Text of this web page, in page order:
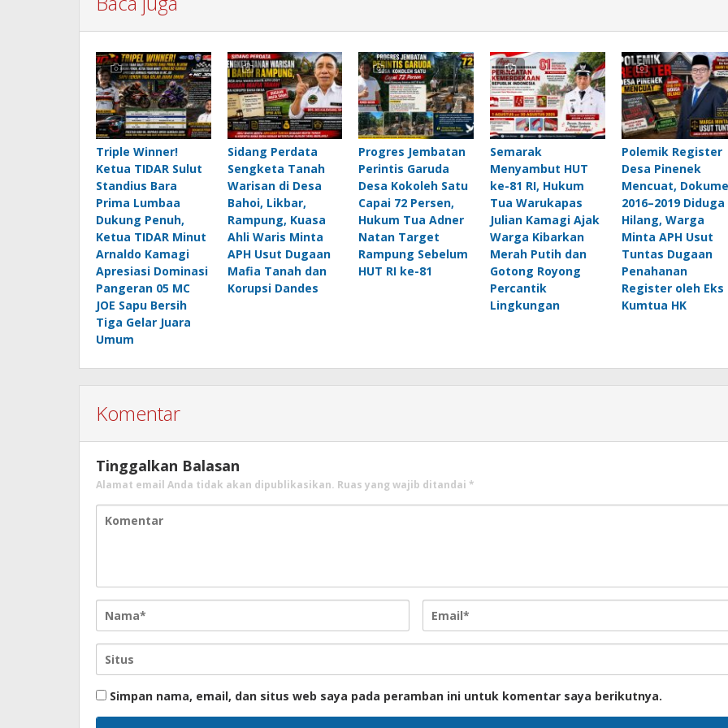
Triple Winner!
Ketua TIDAR Sulut
Standius Bara
Prima Lumbaa
Dukung Penuh,
Ketua TIDAR Minut
Arnaldo Kamagi
Apresiasi Dominasi
Pangeran 05 MC
JOE Sapu Bersih
Tiga Gelar Juara
Umum
Sidang Perdata
Sengketa Tanah
Warisan di Desa
Bahoi, Likbar,
Rampung, Kuasa
Ahli Waris Minta
APH Usut Dugaan
Mafia Tanah dan
Korupsi Dandes
Progres Jembatan
Perintis Garuda
Desa Kokoleh Satu
Capai 72 Persen,
Hukum Tua Adner
Natan Target
Rampung Sebelum
HUT RI ke-81
Semarak
Menyambut HUT
ke-81 RI, Hukum
Tua Warukapas
Julian Kamagi Ajak
Warga Kibarkan
Merah Putih dan
Gotong Royong
Percantik
Lingkungan
Polemik Register
Desa Pinenek
Mencuat,
2016–2019 Diduga
Hilang, Warga
Minta APH Usut
Tuntas Dugaan
Penahanan
Register oleh Eks
Kumtua HK
Komentar
Tinggalkan Balasan
Alamat email Anda tidak akan dipublikasikan. Ruas yang wajib ditandai *
Simpan nama, email, dan situs web saya pada peramban ini untuk komentar saya berikutnya.